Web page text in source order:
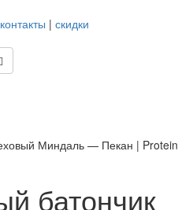
контакты | скидки
Миндаль — Пекан | Protein
батончик